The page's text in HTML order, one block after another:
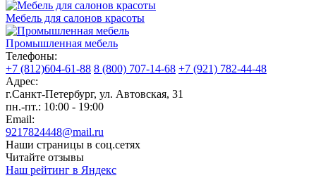
Мебель для салонов красоты
Промышленная мебель
Телефоны:
+7 (812)604-61-88 8 (800) 707-14-68 +7 (921) 782-44-48
Адрес:
г.Санкт-Петербург, ул. Автовская, 31
пн.-пт.: 10:00 - 19:00
Email:
9217824448@mail.ru
Наши страницы в соц.сетях
Читайте отзывы
Наш рейтинг в Яндекс